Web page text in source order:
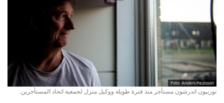
Foto: Anders Paulsson
توربيون اندرشون مستأجر منذ فترة طويلة ووكيل منزل لجمعية اتحاد المستأجرين.